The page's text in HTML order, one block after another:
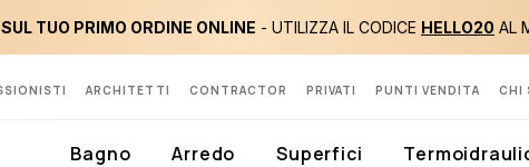
TUO PRIMO ORDINE ONLINE - UTILIZZA IL CODICE HELLO20 AL
ARCHITETTI CONTRACTOR PRIVATI PUNTI VENDITA CHI
Bagno Arredo Superfici